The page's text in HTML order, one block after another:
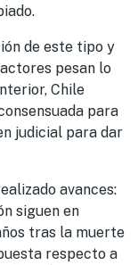
de este tipo y
pesan lo
Chile
para
judicial para dar
avances:
siguen en
tras la muerte
respecto a